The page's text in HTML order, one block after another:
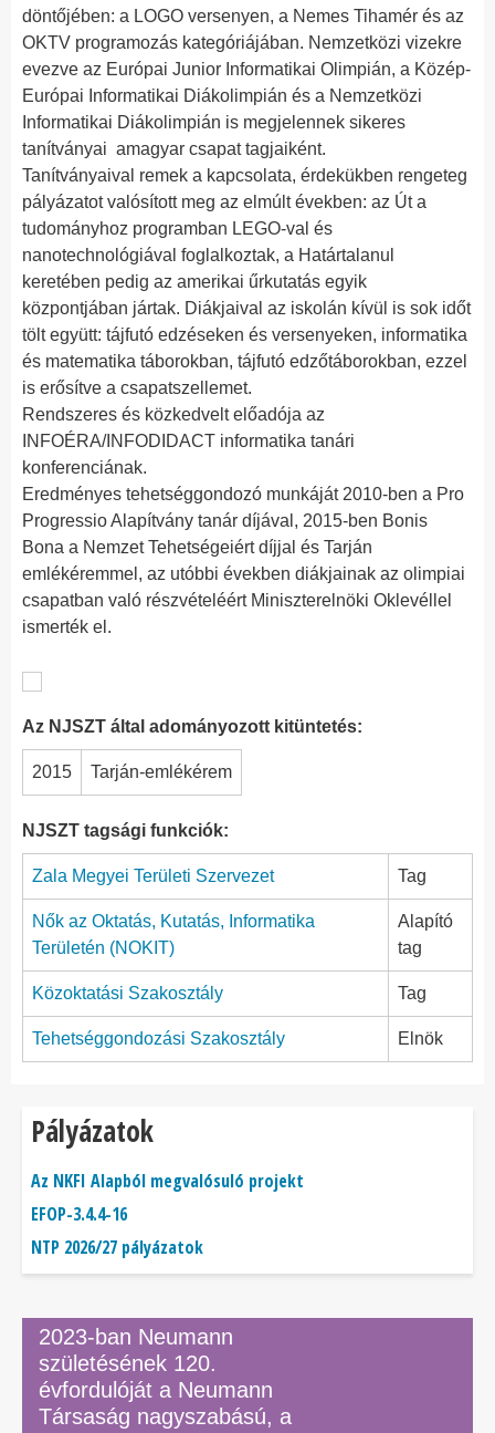
döntőjében: a LOGO versenyen, a Nemes Tihamér és az
OKTV programozás kategóriájában. Nemzetközi vizekre
evezve az Európai Junior Informatikai Olimpián, a Közép-
Európai Informatikai Diákolimpián és a Nemzetközi
Informatikai Diákolimpián is megjelennek sikeres
tanítványai amagyar csapat tagjaiként.
Tanítványaival remek a kapcsolata, érdekükben rengeteg
pályázatot valósított meg az elmúlt években: az Út a
tudományhoz programban LEGO-val és
nanotechnológiával foglalkoztak, a Határtalanul
keretében pedig az amerikai űrkutatás egyik
központjában jártak. Diákjaival az iskolán kívül is sok időt
tölt együtt: tájfutó edzéseken és versenyeken, informatika
és matematika táborokban, tájfutó edzőtáborokban, ezzel
is erősítve a csapatszellemet.
Rendszeres és közkedvelt előadója az
INFOÉRA/INFODIDACT informatika tanári
konferenciának.
Eredményes tehetséggondozó munkáját 2010-ben a Pro
Progressio Alapítvány tanár díjával, 2015-ben Bonis
Bona a Nemzet Tehetségeiért díjjal és Tarján
emlékéremmel, az utóbbi években diákjainak az olimpiai
csapatban való részvételéért Miniszterelnöki Oklevéllel
ismerték el.
Az NJSZT által adományozott kitüntetés:
2015 Tarján-emlékérem
NJSZT tagsági funkciók:
Zala Megyei Területi Szervezet Tag
Nők az Oktatás, Kutatás, Informatika
Területén (NOKIT)
Alapító
tag
Közoktatási Szakosztály Tag
Tehetséggondozási Szakosztály Elnök
Pályázatok
Az NKFI Alapból megvalósuló projekt
EFOP-3.4.4-16
NTP 2026/27 pályázatok
2023-ban Neumann
születésének 120.
évfordulóját a Neumann
Társaság nagyszabású, a